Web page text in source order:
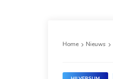
Home Nieuws